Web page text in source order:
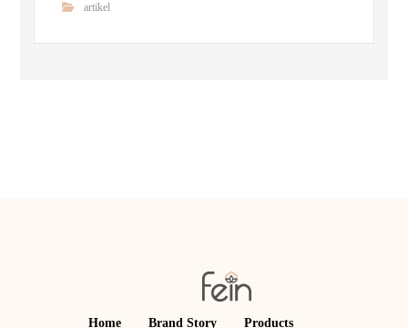
artikel
Home Brand Story Products